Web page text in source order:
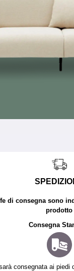
di consegna sono
prodotto
Consegna
consegnata ai piedi